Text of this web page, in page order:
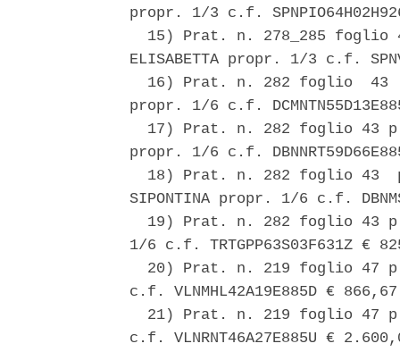
propr. 1/3 c.f.
15) Prat. n. 278_285 foglio
ELISABETTA propr. 1/3 c.f.
16) Prat. n. 282 foglio  43
propr. 1/6 c.f.
17) Prat. n. 282 foglio 43
propr. 1/6 c.f.
18) Prat. n. 282 foglio 43
SIPONTINA propr. 1/6 c.f.
19) Prat. n. 282 foglio 43
1/6 c.f. TRTGPP63S03F631Z €
20) Prat. n. 219 foglio 47
c.f. VLNMHL42A19E885D €
21) Prat. n. 219 foglio 47
c.f. VLNRNT46A27E885U €